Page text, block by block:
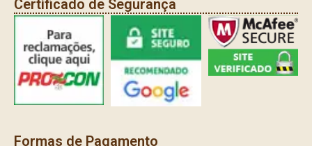
Certificado de Segurança
Formas de Pagamento